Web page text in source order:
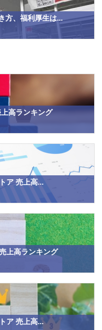
方、福利厚生は...
高ランキング
ア 売上高...
上高ランキング
ア 売上高...